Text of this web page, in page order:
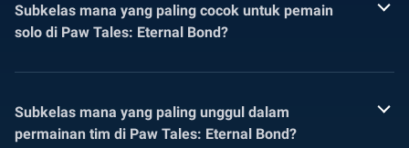
Subkelas mana yang paling cocok untuk pemain
solo di Paw Tales: Eternal Bond?
Subkelas mana yang paling unggul dalam
permainan tim di Paw Tales: Eternal Bond?